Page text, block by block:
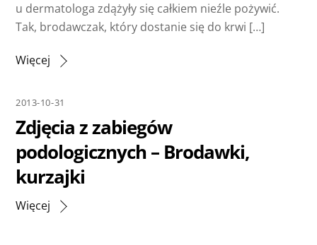
u dermatologa zdążyły się całkiem nieźle pożywić.
Tak, brodawczak, który dostanie się do krwi […]
Więcej
2013-10-31
Zdjęcia z zabiegów
podologicznych – Brodawki,
kurzajki
Więcej